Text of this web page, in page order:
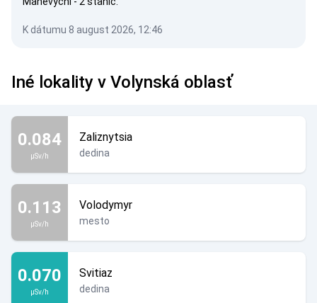
K dátumu 8 august 2026, 12:46
Iné lokality v Volynská oblasť
0.084
µSv/h
Zaliznytsia
dedina
0.113
µSv/h
Volodymyr
mesto
0.070
µSv/h
Svitiaz
dedina